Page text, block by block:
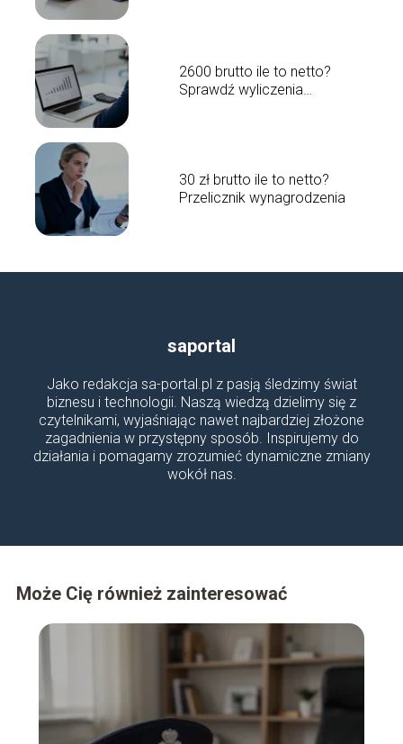
2600 brutto ile to netto?
Sprawdź wyliczenia
30 zł brutto ile to netto?
Przelicznik wynagrodzenia
saportal
Jako redakcja sa-portal.pl z pasją śledzimy świat
biznesu i technologii. Naszą wiedzą dzielimy się z
czytelnikami, wyjaśniając nawet najbardziej złożone
zagadnienia w przystępny sposób. Inspirujemy do
działania i pomagamy zrozumieć dynamiczne zmiany
wokół nas.
Może Cię również zainteresować